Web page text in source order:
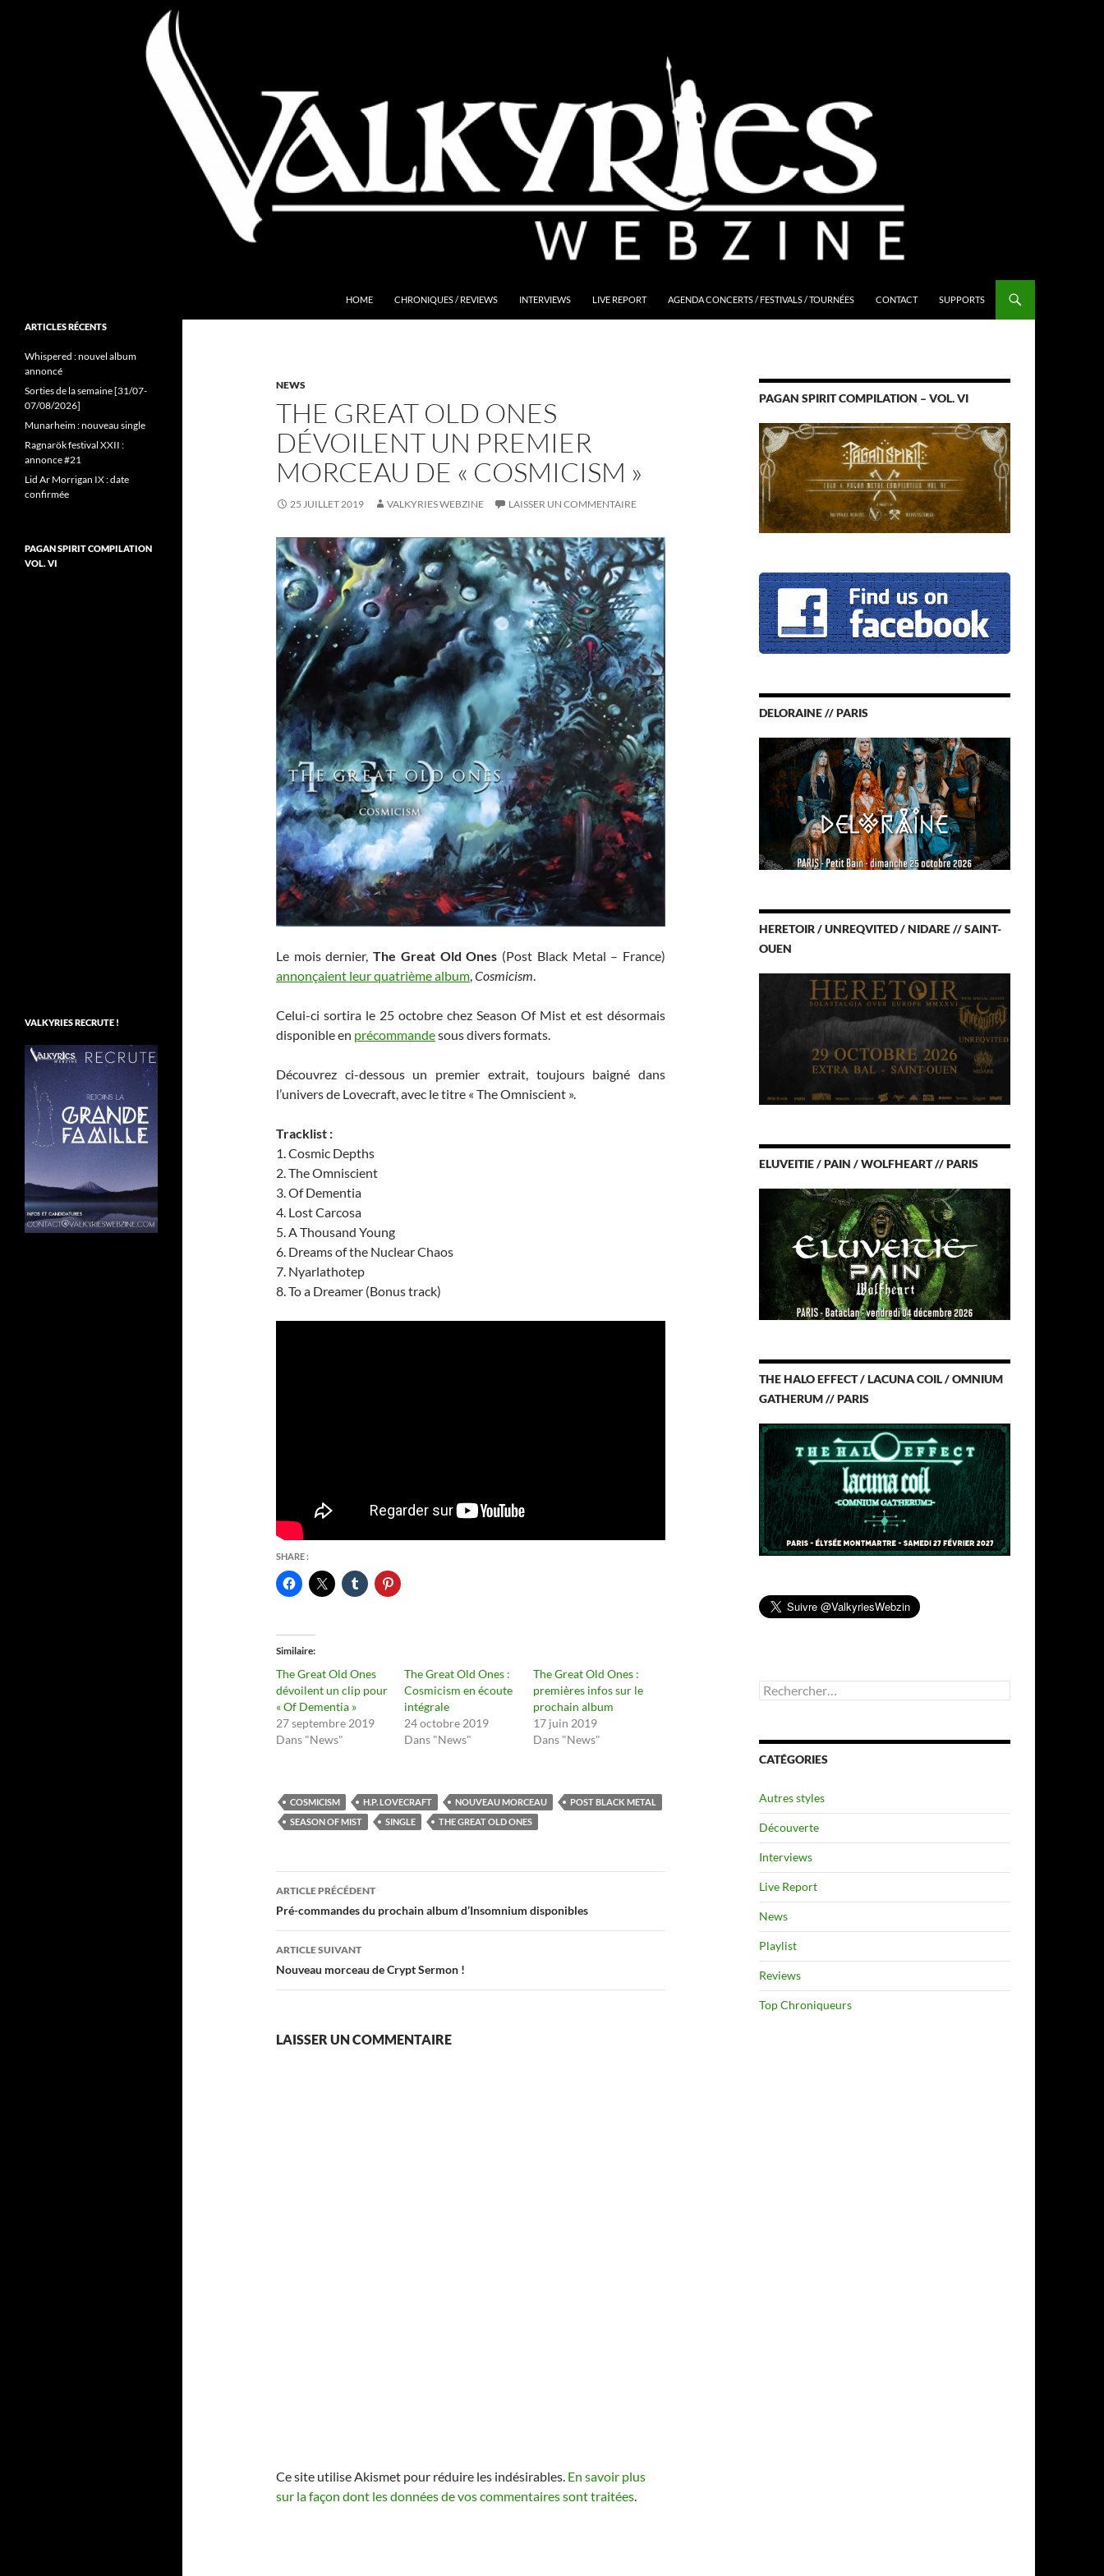
HOME CHRONIQUES / REVIEWS INTERVIEWS LIVE REPORT AGENDA CONCERTS / FESTIVALS / TOURNÉES CONTACT SUPPORTS
NEWS
THE GREAT OLD ONES
DÉVOILENT UN PREMIER
MORCEAU DE « COSMICISM »
25 JUILLET 2019 VALKYRIES WEBZINE LAISSER UN COMMENTAIRE
Le mois dernier,The Great Old Ones (Post Black Metal – France)
annonçaient leur quatrième album,Cosmicism.
Celui-ci sortira le 25 octobre chez Season Of Mist et est désormais
disponible en précommandesous divers formats.
Découvrez ci-dessous un premier extrait, toujours baigné dans
l’univers de Lovecraft, avec le titre « The Omniscient ».
Tracklist :
1. Cosmic Depths
2. The Omniscient
3. Of Dementia
4. Lost Carcosa
5. A Thousand Young
6. Dreams of the Nuclear Chaos
7. Nyarlathotep
8. To a Dreamer (Bonus track)
SHARE :
Similaire
The Great Old Ones
dévoilent un clip pour
« Of Dementia »
27 septembre 2019
Dans "News"
The Great Old Ones :
Cosmicism en écoute
intégrale
24 octobre 2019
Dans "News"
The Great Old Ones :
premières infos sur le
prochain album
17 juin 2019
Dans "News"
COSMICISM H.P. LOVECRAFT NOUVEAU MORCEAU
POST BLACK METAL
SEASON OF MIST
SINGLE THE GREAT OLD ONES
Navigation
des
articles
ARTICLE PRÉCÉDENT
Pré-commandes du prochain album d’Insomnium disponibles
ARTICLE SUIVANT
Nouveau morceau de Crypt Sermon !
LAISSER UN COMMENTAIRE
Ce site utilise Akismet pour réduire les indésirables. En savoir plus
sur la façon dont les données de vos commentaires sont traitées.
PAGAN SPIRIT COMPILATION – VOL. VI
DELORAINE // PARIS
HERETOIR / UNREQVITED / NIDARE // SAINT-
OUEN
ELUVEITIE / PAIN / WOLFHEART // PARIS
THE HALO EFFECT / LACUNA COIL / OMNIUM
GATHERUM // PARIS
Rechercher :
CATÉGORIES
Autres styles
Découverte
Interviews
Live Report
News
Playlist
Reviews
Top Chroniqueurs
Folk Pagan Webzine
ARTICLES RÉCENTS
Whispered : nouvel album
annoncé
Sorties de la semaine [31/07-
07/08/2026]
Munarheim : nouveau single
Ragnarök festival XXII :
annonce #21
Lid Ar Morrigan IX : date
confirmée
PAGAN SPIRIT COMPILATION
VOL. VI
VALKYRIES RECRUTE !